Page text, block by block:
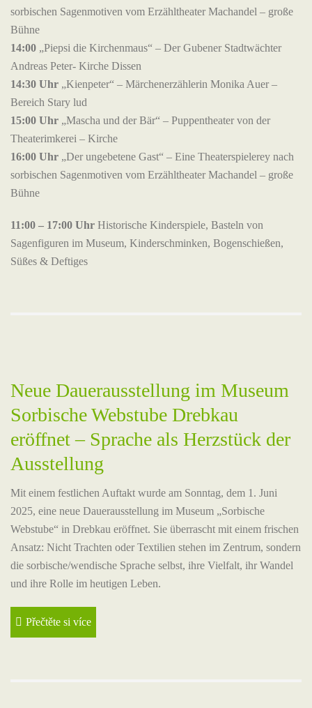
sorbischen Sagenmotiven vom Erzähltheater Machandel – große
Bühne
14:00 „Piepsi die Kirchenmaus“ – Der Gubener Stadtwächter
Andreas Peter- Kirche Dissen
14:30 Uhr „Kienpeter“ – Märchenerzählerin Monika Auer –
Bereich Stary lud
15:00 Uhr „Mascha und der Bär“ – Puppentheater von der
Theaterimkerei – Kirche
16:00 Uhr „Der ungebetene Gast“ – Eine Theaterspielerey nach
sorbischen Sagenmotiven vom Erzähltheater Machandel – große
Bühne
11:00 – 17:00 Uhr Historische Kinderspiele, Basteln von
Sagenfiguren im Museum, Kinderschminken, Bogenschießen,
Süßes & Deftiges
Neue Dauerausstellung im Museum
Sorbische Webstube Drebkau
eröffnet – Sprache als Herzstück der
Ausstellung
Mit einem festlichen Auftakt wurde am Sonntag, dem 1. Juni
2025, eine neue Dauerausstellung im Museum „Sorbische
Webstube“ in Drebkau eröffnet. Sie überrascht mit einem frischen
Ansatz: Nicht Trachten oder Textilien stehen im Zentrum, sondern
die sorbische/wendische Sprache selbst, ihre Vielfalt, ihr Wandel
und ihre Rolle im heutigen Leben.
Přečtěte si více